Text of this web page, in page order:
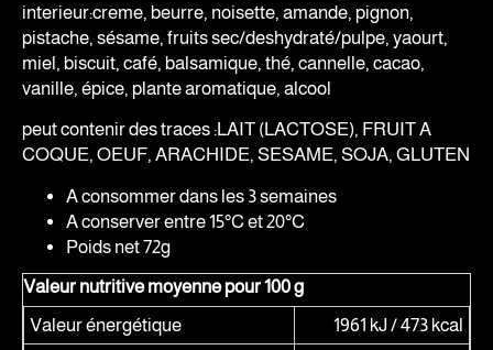
interieur:creme, beurre, noisette, amande, pignon,
pistache, sésame, fruits sec/deshydraté/pulpe, yaourt,
miel, biscuit, café, balsamique, thé, cannelle, cacao,
vanille, épice, plante aromatique, alcool
peut contenir des traces :LAIT (LACTOSE), FRUIT A
COQUE, OEUF, ARACHIDE, SESAME, SOJA, GLUTEN
A consommer dans les 3 semaines
A conserver entre 15°C et 20°C
Poids net 72g
Valeur nutritive moyenne pour 100 g
Valeur énergétique
1961 kJ / 473 kcal